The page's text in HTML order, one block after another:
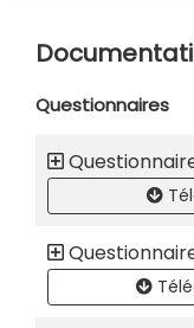
Questionnaires